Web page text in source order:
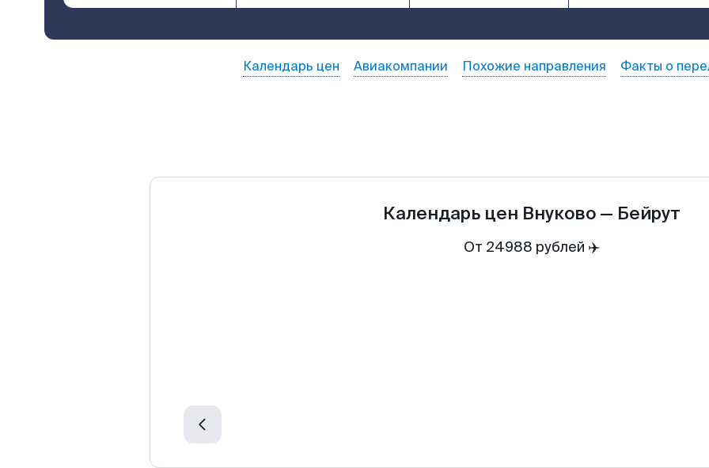
Календарь цен Авиакомпании Похожие направления Факты о
Календарь цен Внуково — Бейрут
От 24988 рублей ✈️